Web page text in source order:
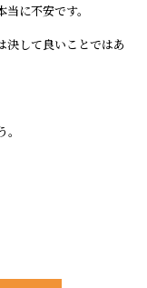
に不安です。
決して良いことではあ